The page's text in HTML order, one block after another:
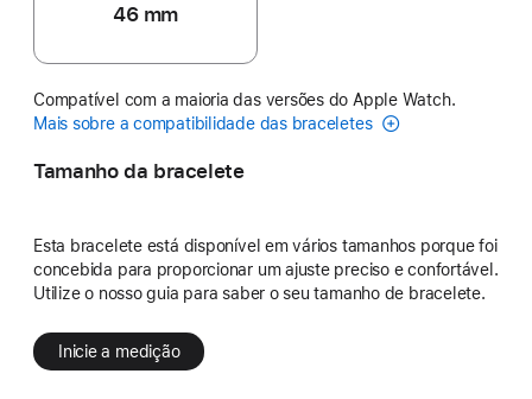
46 mm
Compatível com a maioria das versões do Apple Watch.
Mais sobre a compatibilidade das braceletes
Tamanho da bracelete
Esta bracelete está disponível em vários tamanhos porque foi
concebida para proporcionar um ajuste preciso e confortável.
Utilize o nosso guia para saber o seu tamanho de bracelete.
Inicie a medição